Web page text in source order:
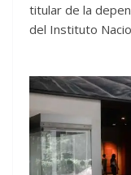
titular de la
del Instituto